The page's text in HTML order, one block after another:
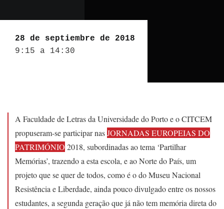
28 de septiembre de 2018
9:15 a 14:30
A Faculdade de Letras da Universidade do Porto e o CITCEM
propuseram-se participar nasJORNADAS EUROPEIAS DO
PATRIMÓNIO 2018, subordinadas ao tema ‘Partilhar
Memórias’, trazendo a esta escola, e ao Norte do País, um
projeto que se quer de todos, como é o do Museu Nacional
Resistência e Liberdade, ainda pouco divulgado entre os nossos
estudantes, a segunda geração que já não tem memória direta do